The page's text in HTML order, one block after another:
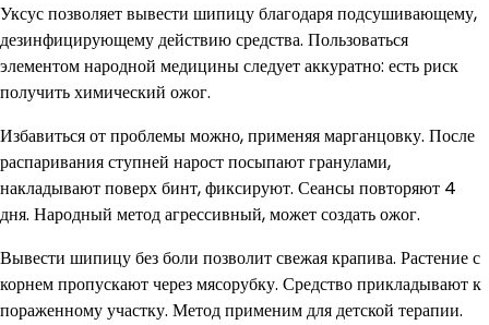
Уксус позволяет вывести шипицу благодаря подсушивающему,
дезинфицирующему действию средства. Пользоваться
элементом народной медицины следует аккуратно: есть риск
получить химический ожог.
Избавиться от проблемы можно, применяя марганцовку. После
распаривания ступней нарост посыпают гранулами,
накладывают поверх бинт, фиксируют. Сеансы повторяют 4
дня. Народный метод агрессивный, может создать ожог.
Вывести шипицу без боли позволит свежая крапива. Растение с
корнем пропускают через мясорубку. Средство прикладывают к
пораженному участку. Метод применим для детской терапии.